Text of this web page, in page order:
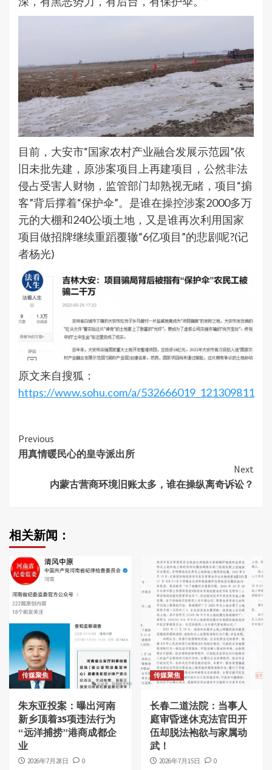
目前，大安市“国家农村产业融合发展示范园”依
旧未批先建，原涉案项目上再建项目，公然非法
侵占受害人财物，监管部门却熟视无睹，项目“掮
客”背后撑着“保护伞”。是谁在操控涉案2000多万
元的大棚和240公顷土地，又是谁再次利用国家
项目做招牌继续重蹈覆辙“6亿项目”的悲剧呢?(记
者杨光)
原文来自搜狐：
https://www.sohu.com/a/532666019_121309811
Continue
Reading
Previous
用真情暖民心的皇寺派出所
Next
内蒙古营商环境旧账太多，谁在操纵离奇诉讼？
相关新闻：
传媒聚焦
朱东亚投案：曝出河南
新乡顶着35项违法行为
“远洋捕捞”港商成都企
业
2026年7月28日 0
传媒聚焦
长春二道法院：当事人
庭审昏迷休克法官田开
伍却脱法袍欲与家属动
武！
2026年7月15日 0